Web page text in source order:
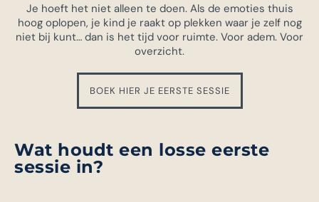
Je hoeft het niet alleen te doen. Als de emoties thuis
hoog oplopen, je kind je raakt op plekken waar je zelf nog
niet bij kunt… dan is het tijd voor ruimte. Voor adem. Voor
overzicht.
BOEK HIER JE EERSTE SESSIE
Wat houdt een losse eerste
sessie in?